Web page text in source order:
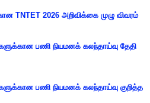
TNTET 2026 அறிவிக்கை முழு விவரம்
பணி நியமனக் கலந்தாய்வு தேதி
பணி நியமனக் கலந்தாய்வு குறித்த